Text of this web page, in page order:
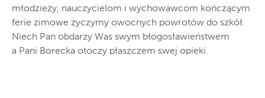
młodzieży, nauczycielom i wychowawcom kończącym
ferie zimowe życzymy owocnych powrotów do szkół.
Niech Pan obdarzy Was swym błogosławieństwem
a Pani Borecka otoczy płaszczem swej opieki.